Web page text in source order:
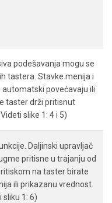
podešavanja mogu se
tastera. Stavke menija i
povećavaju ili
taster drži pritisnut
slike 1: 4 i 5)
Daljinski upravljač
pritisne u trajanju od
na taster birate
ili prikazanu vrednost.
sliku 1: 6)